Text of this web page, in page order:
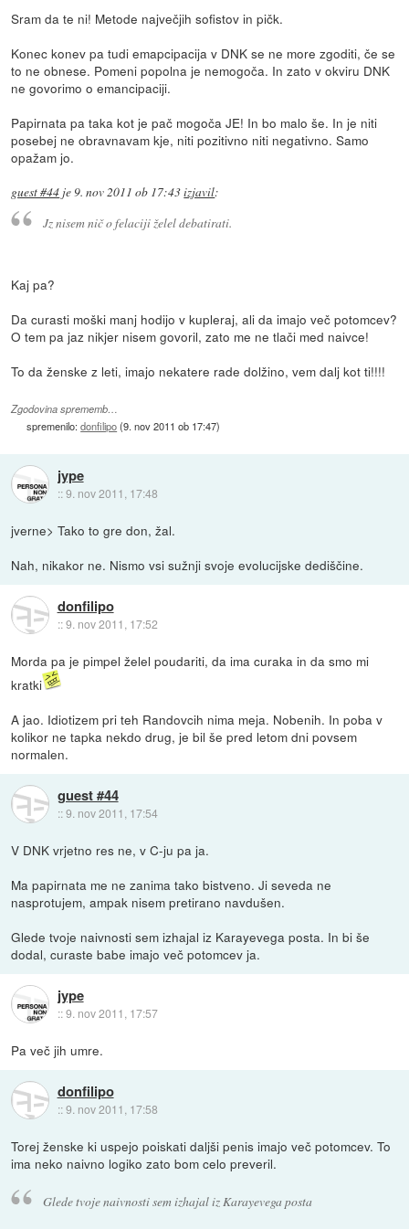
Sram da te ni! Metode največjih sofistov in pičk.
Konec konev pa tudi emapcipacija v DNK se ne more zgoditi, če se
to ne obnese. Pomeni popolna je nemogoča. In zato v okviru DNK
ne govorimo o emancipaciji.
Papirnata pa taka kot je pač mogoča JE! In bo malo še. In je niti
posebej ne obravnavam kje, niti pozitivno niti negativno. Samo
opažam jo.
guest #44 je9. nov 2011 ob 17:43izjavil:
Jz nisem nič o felaciji želel debatirati.
Kaj pa?
Da curasti moški manj hodijo v kupleraj, ali da imajo več potomcev?
O tem pa jaz nikjer nisem govoril, zato me ne tlači med naivce!
To da ženske z leti, imajo nekatere rade dolžino, vem dalj kot ti!!!!
Zgodovina sprememb…
spremenilo:donfilipo(9. nov 2011 ob 17:47)
jype
::9. nov 2011, 17:48
jverne> Tako to gre don, žal.
Nah, nikakor ne. Nismo vsi sužnji svoje evolucijske dediščine.
donfilipo
::9. nov 2011, 17:52
Morda pa je pimpel želel poudariti, da ima curaka in da smo mi
kratki
A jao. Idiotizem pri teh Randovcih nima meja. Nobenih. In poba v
kolikor ne tapka nekdo drug, je bil še pred letom dni povsem
normalen.
guest #44
::9. nov 2011, 17:54
V DNK vrjetno res ne, v C-ju pa ja.
Ma papirnata me ne zanima tako bistveno. Ji seveda ne
nasprotujem, ampak nisem pretirano navdušen.
Glede tvoje naivnosti sem izhajal iz Karayevega posta. In bi še
dodal, curaste babe imajo več potomcev ja.
jype
::9. nov 2011, 17:57
Pa več jih umre.
donfilipo
::9. nov 2011, 17:58
Torej ženske ki uspejo poiskati daljši penis imajo več potomcev. To
ima neko naivno logiko zato bom celo preveril.
Glede tvoje naivnosti sem izhajal iz Karayevega posta